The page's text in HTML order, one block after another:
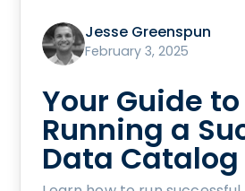
Jesse Greenspun
February 3, 2025
Your Guide to
Running a
Data Catalog